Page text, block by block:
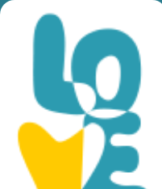
You are here: Home »
IKOGENIAKO KENTRO O
IKOGENIAKO